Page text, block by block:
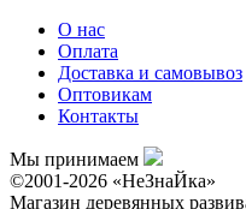
О нас
Оплата
Доставка и самовывоз
Оптовикам
Контакты
Мы принимаем
©2001-2026 «НеЗнаЙка»
Магазин деревянных